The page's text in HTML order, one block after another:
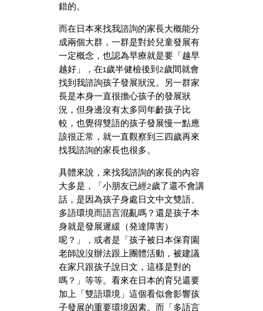
錯的。
而在日本來找我諮詢的家長大概能分
成兩個大群，一群是對於兒童發展有
一定概念，也認為早療就是要「越早
越好」，在1歲半健檢後到2歲間就會
找到我諮詢孩子發展狀況。另一群家
長是本身一直很擔心孩子的發展狀
況，但身邊沒有太多同年齡孩子比
較，也覺得雙語的孩子發展慢一點應
該很正常，就一直觀察到三四歲再來
找我諮詢的家長也很多。
具體來說，來找我諮詢的家長的內容
大多是，「小朋友已經2歲了還不會講
話，是因為孩子身處日文中文雙語、
多語環境而語言混亂嗎？還是孩子本
身就是發展遲緩（発達障害）
呢？」，或者是「孩子被日本保育園
老師說沒辦法跟上團體活動，被建議
在家只跟孩子說日文，這樣是對的
嗎？」等等。看來在日本的育兒還要
加上「雙語環境」這個看似會影響孩
子發展的重要環境因素。而「多語言